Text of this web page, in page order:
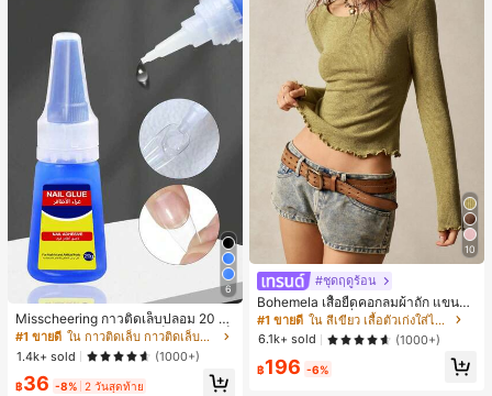
6
Misscheering กาวติดเล็บปลอม 20 กรั
ม แรงยึดสูง เจลสติกเกอร์เล็บนุ่ม แห้งเร็
ว เหมาะสำหรับผู้เริ่มต้นทำเล็บ ติดทนน
าน
#1 ขายดี
ใน กาวติดเล็บ กาวติดเล็บและสารยึดติด
1.4k+ sold
(1000+)
฿36 -8% 2 วันสุดท้าย
10
#ชุดฤดูร้อน
Bohemela เสื้อยืดคอกลมผ้าถัก แขนยา
ว สีเรียบ ใช้งานทั่วไป สำหรับผู้หญิง
#1 ขายดี
ใน สีเขียว เสื้อตัวเก่งใส่ได้ทุกวัน
6.1k+ sold
(1000+)
฿196 -6%